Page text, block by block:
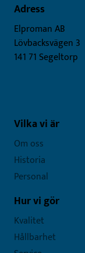
Adress
Elproman AB
Lövbacksvägen 3
141 71 Segeltorp
Vilka vi är
Om oss
Historia
Personal
Hur vi gör
Kvalitet
Hållbarhet